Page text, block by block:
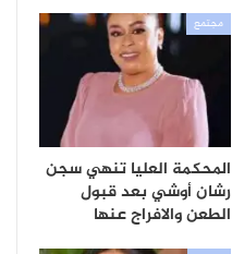
مجتمع
المحكمة العليا تنهي سجن
رشان أوشي بعد قبول
الطعن والافراج عنها